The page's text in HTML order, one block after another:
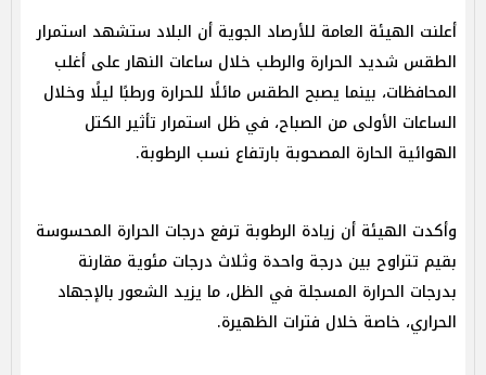
أعلنت الهيئة العامة للأرصاد الجوية أن البلاد ستشهد استمرار
الطقس شديد الحرارة والرطب خلال ساعات النهار على أغلب
المحافظات، بينما يصبح الطقس مائلًا للحرارة ورطبًا ليلًا وخلال
الساعات الأولى من الصباح، في ظل استمرار تأثير الكتل
الهوائية الحارة المصحوبة بارتفاع نسب الرطوبة.
وأكدت الهيئة أن زيادة الرطوبة ترفع درجات الحرارة المحسوسة
بقيم تتراوح بين درجة واحدة وثلاث درجات مئوية مقارنة
بدرجات الحرارة المسجلة في الظل، ما يزيد الشعور بالإجهاد
الحراري، خاصة خلال فترات الظهيرة.